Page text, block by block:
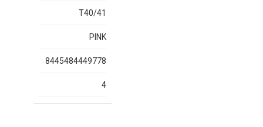
T40/41
PINK
8445484449778
4